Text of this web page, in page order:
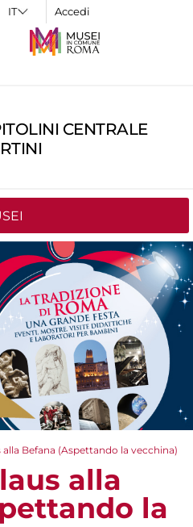
Accedi
CENTRALE
alla Befana (Aspettando la vecchina)
alla
la